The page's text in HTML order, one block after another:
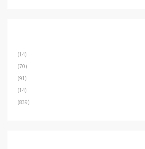
(14)
(70)
(91)
(14)
(839)